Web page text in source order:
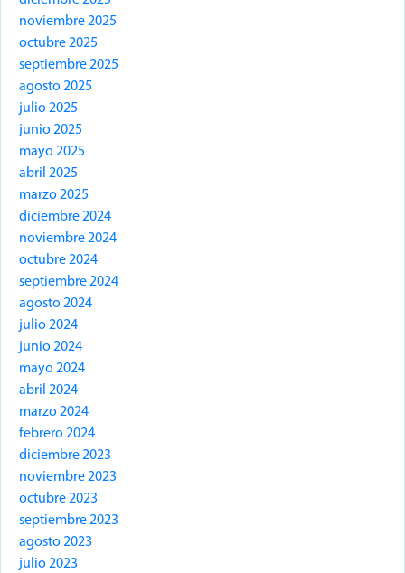
noviembre 2025
octubre 2025
septiembre 2025
agosto 2025
julio 2025
junio 2025
mayo 2025
abril 2025
marzo 2025
diciembre 2024
noviembre 2024
octubre 2024
septiembre 2024
agosto 2024
julio 2024
junio 2024
mayo 2024
abril 2024
marzo 2024
febrero 2024
diciembre 2023
noviembre 2023
octubre 2023
septiembre 2023
agosto 2023
julio 2023